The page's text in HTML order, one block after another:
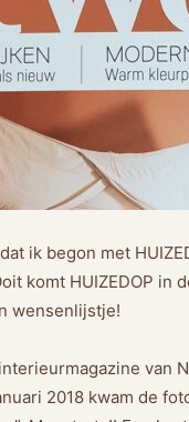
ik begon met
komt HUIZEDOP in
wensenlijstje!
van
2018 kwam de